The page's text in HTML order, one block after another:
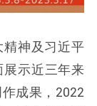
神及习近平
示近三年来
成果，2022